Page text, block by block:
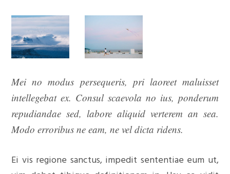
Mei no modus persequeris, pri laoreet maluisset
intellegebat ex. Consul scaevola no ius, ponderum
repudiandae sed, labore aliquid verterem an sea.
Modo erroribus ne eam, ne vel dicta ridens.
Ei vis regione sanctus, impedit sententiae eum ut,